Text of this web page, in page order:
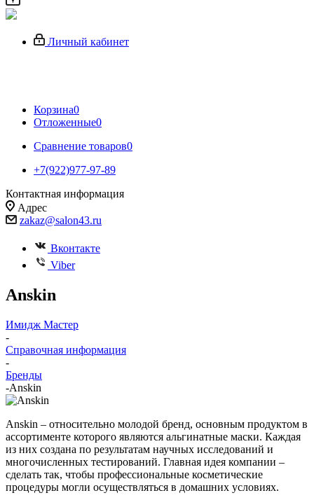
Личный кабинет
Корзина0
Отложенные0
Сравнение товаров0
+7(922)977-97-89
Контактная информация
Адрес
zakaz@salon43.ru
Вконтакте
Viber
Anskin
Имидж Мастер
-
Справочная информация
-
Бренды
-Anskin
Anskin – относительно молодой бренд, основным продуктом в
ассортименте которого являются альгинатные маски. Каждая
из них создана по результатам научных исследований и
многочисленных тестирований. Главная идея компании –
сделать так, чтобы профессиональные косметические
процедуры могли осуществляться в домашних условиях.